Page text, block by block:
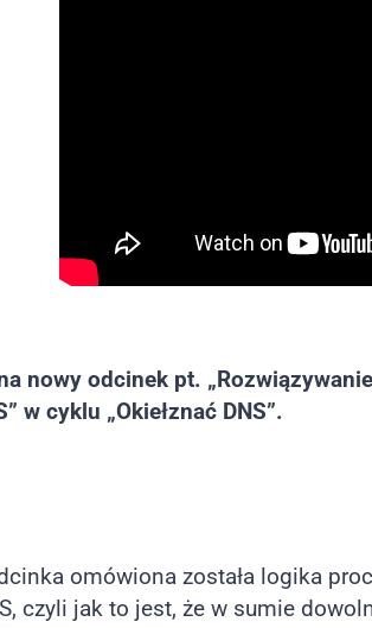
nowy odcinek pt.
w cyklu „Okiełznać DNS”.
omówiona została logika
czyli jak to jest, że w sumie